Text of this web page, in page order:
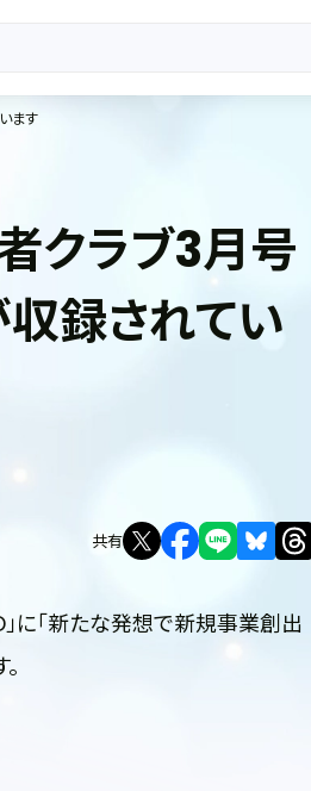
ます
クラブ3月号
録されてい
共有
に「新たな発想で新規事業創出